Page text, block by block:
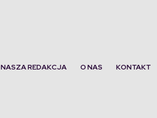
NASZA REDAKCJA O NAS KONTAKT